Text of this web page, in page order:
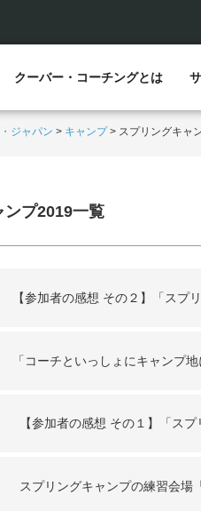
クーバー・コーチングとは
ジャパン > キャンプ> スプリングキャ
ンプ2019一覧
【参加者の感想 その２】「スプ
「コーチといっしょにキャンプ
【参加者の感想 その１】「ス
スプリングキャンプの練習会場